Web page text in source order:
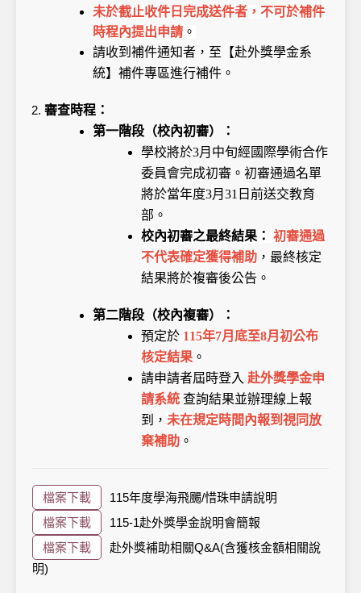
未於截止收件日完成送件者，不可於補件
時程內提出申請 。
請收到補件通知者，至【赴外獎學金系
統】補件專區進行補件。
審查時程：
第一階段（校內初審）：
學校將於3月中旬經國際學術合作
委員會完成初審。初審通過名單
將於當年度3月31日前送交教育
部。
校內初審之最終結果： 初審通過
不代表確定獲得補助 ，最終核定
結果將於複審後公告。
第二階段（校內複審）：
預定於 115年7月底至8月初公布
核定結果 。
請申請者屆時登入 赴外獎學金申
請系統 查詢結果並辦理線上報
到， 未在規定時間內報到視同放
棄補助 。
檔案下載
115年度學海飛颺/惜珠申請說明
檔案下載
115-1赴外獎學金說明會簡報
檔案下載
赴外獎補助相關Q&A(含獲核金額相關說
明)